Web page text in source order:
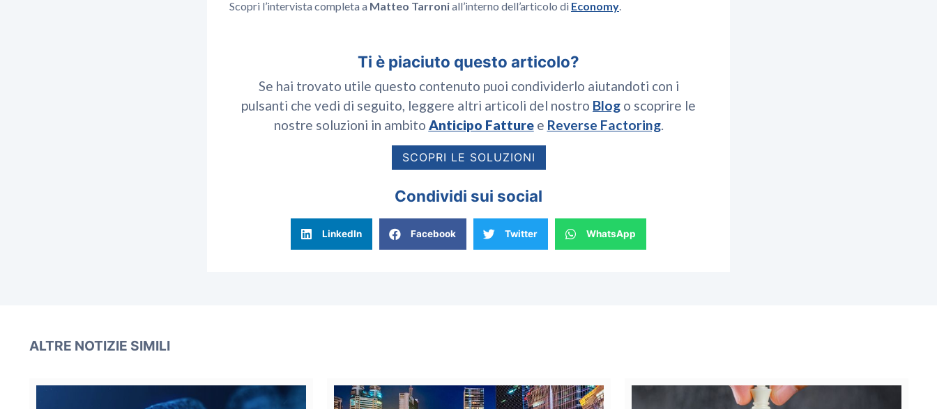
Scopri l’intervista completa a Matteo Tarroniall’interno dell’articolo di Economy.
Ti è piaciuto questo articolo?
Se hai trovato utile questo contenuto puoi condividerlo aiutandoti con i
pulsanti che vedi di seguito, leggere altri articoli del nostro Blog o scoprire le
nostre soluzioni in ambito Anticipo Fatturee Reverse Factoring.
SCOPRI LE SOLUZIONI
Condividi sui social
LinkedIn Facebook Twitter WhatsApp
ALTRE NOTIZIE SIMILI
INSIGHT & BUSINESS TIPS,WORKINVOICE NEWS